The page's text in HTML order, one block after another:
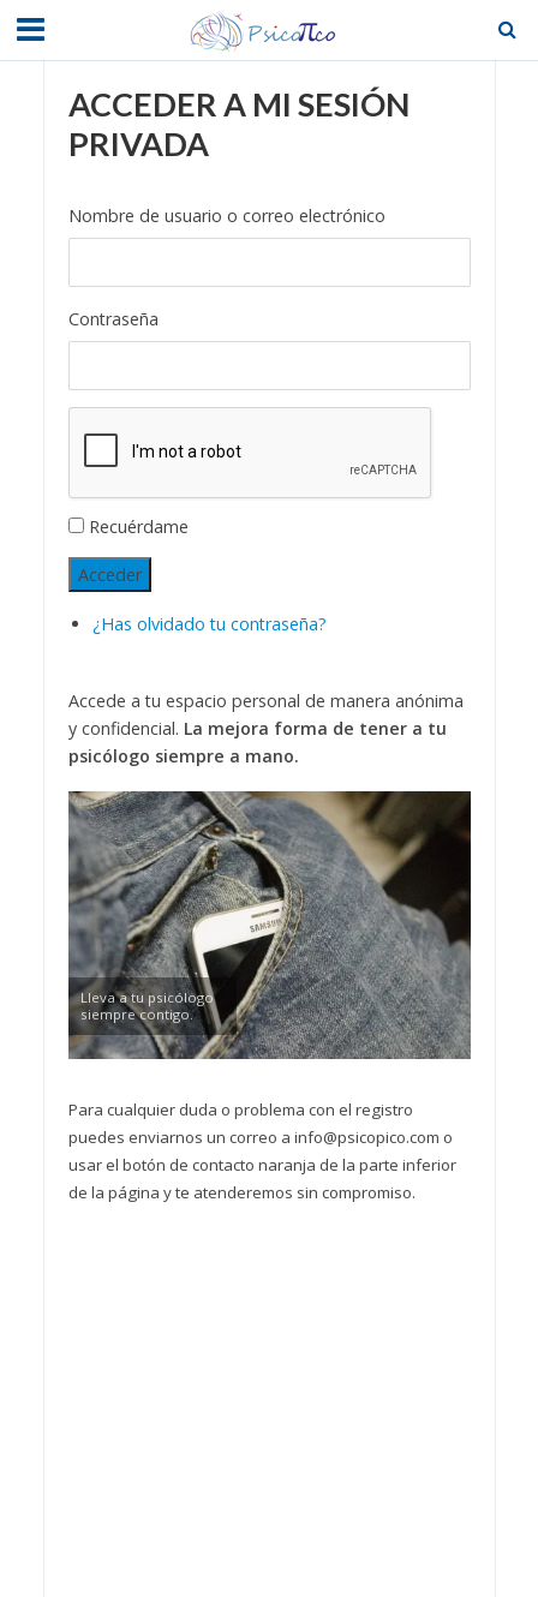
ACCEDER A MI SESIÓN
PRIVADA
Nombre de usuario o correo electrónico
Contraseña
Recuérdame
Acceder
¿Has olvidado tu contraseña?
Accede a tu espacio personal de manera anónima
y confidencial. La mejora forma de tener a tu
psicólogo siempre a mano.
Lleva a tu psicólogo
siempre contigo.
Para cualquier duda o problema con el registro
puedes enviarnos un correo a info@psicopico.com o
usar el botón de contacto naranja de la parte inferior
de la página y te atenderemos sin compromiso.